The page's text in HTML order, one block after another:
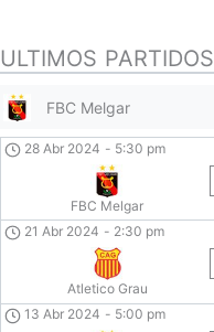
ULTIMOS PARTIDOS
FBC Melgar
28 Abr 2024 - 5:30 pm
FBC Melgar
21 Abr 2024 - 2:30 pm
Atletico Grau
13 Abr 2024 - 5:00 pm